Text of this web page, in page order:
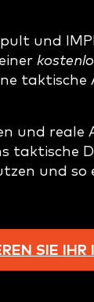
und
taktische
und reale
taktische
und so
SIE IHR